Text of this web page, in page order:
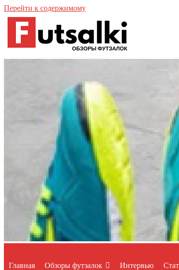
Перейти к содержимому
Главная Обзоры футзалок Интервью